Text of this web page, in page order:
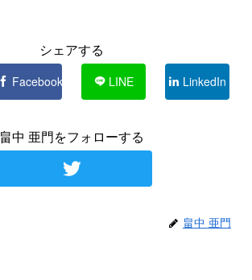
シェアする
Facebook LINE LinkedIn
畠中 亜門をフォローする
畠中 亜門